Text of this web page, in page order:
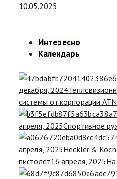
10.05.2025
Интересно
Календарь
декабря, 2024
системы от корпорации ATN
апреля, 2025Спортивное
апреля, 2025Heckler &
пистолет16 апреля, 2025